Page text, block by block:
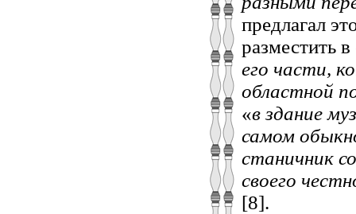
предлагал
разместить
его части,
областной
«в здание
самом
станичник
своего
[8].